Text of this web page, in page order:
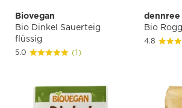
Biovegan
Bio Dinkel Sauerteig
flüssig
5.0 (1)
dennree
Bio
4.8